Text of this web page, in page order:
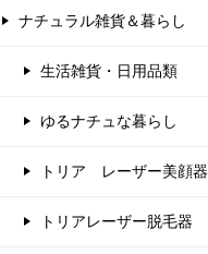
ナチュラル雑貨＆暮らし
生活雑貨・日用品類
ゆるナチュな暮らし
トリア レーザー美顔器
トリアレーザー脱毛器